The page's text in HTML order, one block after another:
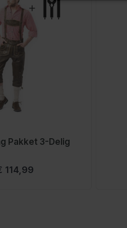
Pakket 3-Delig
114,99